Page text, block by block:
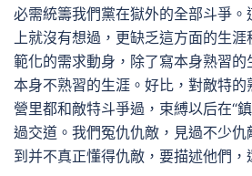
必需統籌我們黨在獄外的全部斗爭
上就沒有想過，更缺乏這方面的生
範化的需求動身，除了寫本身熟習
本身不熟習的生涯。好比，對敵特
營里都和敵特斗爭過，束縛以后在“
過交道。我們冤仇仇敵，見過不少
到并不真正懂得仇敵，要描述他們，